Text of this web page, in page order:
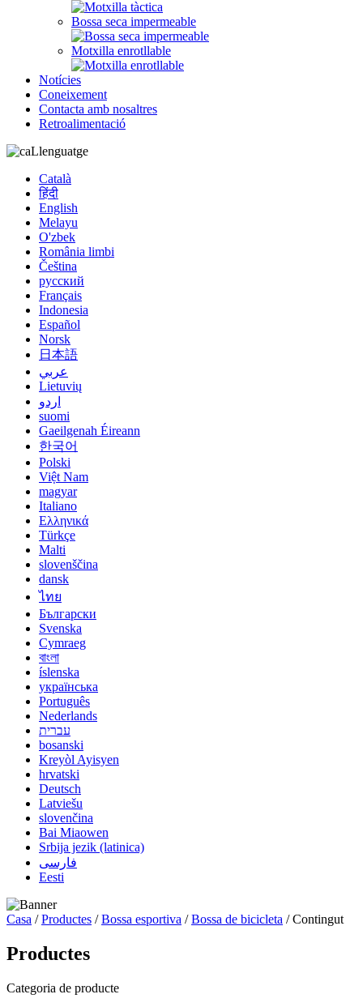
Bossa seca impermeable
Motxilla enrotllable
Notícies
Coneixement
Contacta amb nosaltres
Retroalimentació
Llenguatge
Català
हिंदी
English
Melayu
O'zbek
România limbi
Čeština
русский
Français
Indonesia
Español
Norsk
日本語
عربي
Lietuvių
اردو
suomi
Gaeilgenah Éireann
한국어
Polski
Việt Nam
magyar
Italiano
Ελληνικά
Türkçe
Malti
slovenščina
dansk
ไทย
Български
Svenska
Cymraeg
বাংলা
íslenska
українська
Português
Nederlands
עברית
bosanski
Kreyòl Ayisyen
hrvatski
Deutsch
Latviešu
slovenčina
Bai Miaowen
Srbija jezik (latinica)
فارسی
Eesti
Casa /Productes /Bossa esportiva /Bossa de bicicleta / Contingut
Productes
Categoria de producte